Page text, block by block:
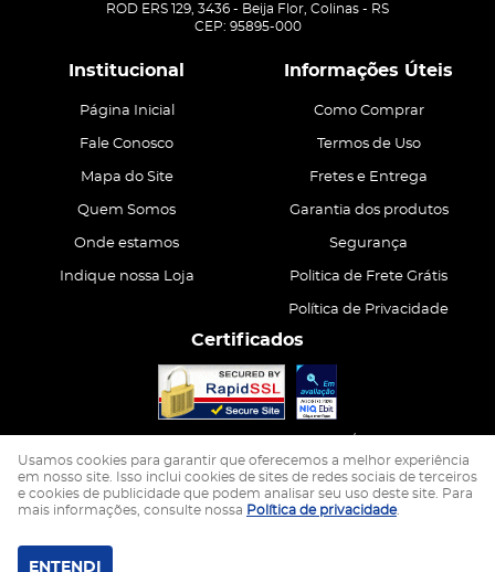
ROD ERS 129, 3436 - Beija Flor, Colinas - RS
CEP: 95895-000
Institucional
Página Inicial
Fale Conosco
Mapa do Site
Quem Somos
Onde estamos
Indique nossa Loja
Informações Úteis
Como Comprar
Termos de Uso
Fretes e Entrega
Garantia dos produtos
Segurança
Politica de Frete Grátis
Política de Privacidade
Certificados
LOJA VIRTUAL CRIADA POR
Usamos cookies para garantir que oferecemos a melhor experiência
em nosso site. Isso inclui cookies de sites de redes sociais de terceiros
e cookies de publicidade que podem analisar seu uso deste site. Para
mais informações, consulte nossa Política de privacidade.
ENTENDI